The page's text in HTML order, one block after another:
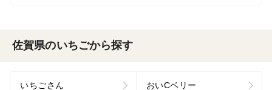
佐賀県のいちごから探す
いちごさん おいCベリー